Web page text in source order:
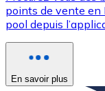
points de vente en
pool depuis
En savoir plus